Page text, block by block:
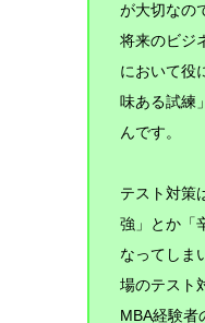
が大切なの
将来のビジ
において役
味ある試練
んです。
テスト対策
強」とか「
なってしま
場のテスト
MBA経験者